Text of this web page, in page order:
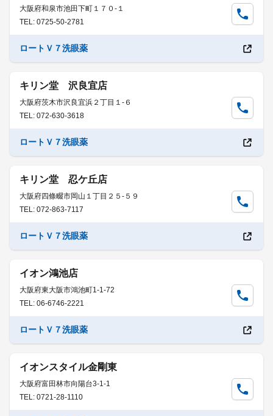
大阪府和泉市池田下町１７０-１
TEL: 0725-50-2781
ロートＶ７洗眼薬
キリン堂 沢良宜店
大阪府茨木市沢良宜浜２丁目１-６
TEL: 072-630-3618
ロートＶ７洗眼薬
キリン堂 忍ケ丘店
大阪府四條畷市岡山１丁目２５-５９
TEL: 072-863-7117
ロートＶ７洗眼薬
イオン鴻池店
大阪府東大阪市鴻池町1-1-72
TEL: 06-6746-2221
ロートＶ７洗眼薬
イオンスタイル金剛東
大阪府富田林市向陽台3-1-1
TEL: 0721-28-1110